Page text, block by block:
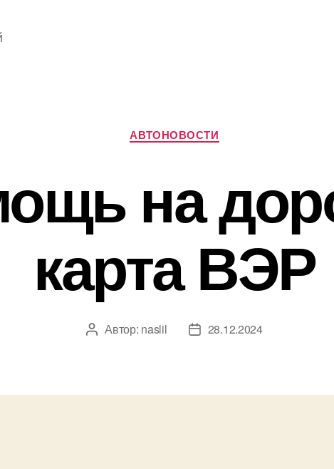
Рубрики
АВТОНОВОСТИ
на
карта ВЭР
Автор
Автор: naslil
Дата28.12.2024